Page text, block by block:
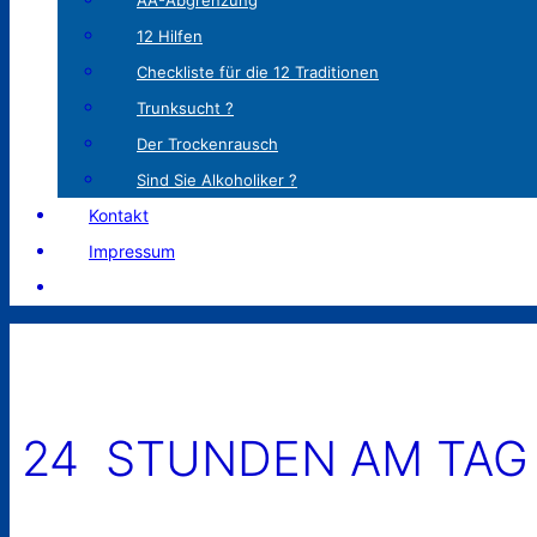
12 Hilfen
Checkliste für die 12 Traditionen
Trunksucht ?
Der Trockenrausch
Sind Sie Alkoholiker ?
Kontakt
Impressum
24 STUNDEN AM